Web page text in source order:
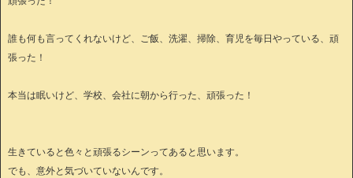
誰も何も言ってくれないけど、ご飯、洗濯、掃除、育児を毎日やっている、頑
張った！
本当は眠いけど、学校、会社に朝から行った、頑張った！
生きていると色々と頑張るシーンってあると思います。
でも、意外と気づいていないんです。